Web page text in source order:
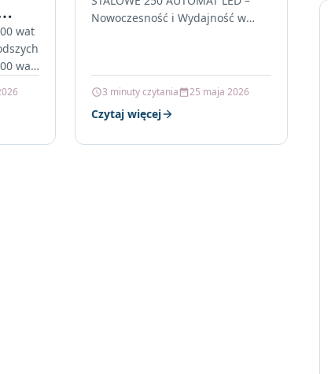
wat
wat
Nowoczesność i Wydajność w
3 minuty czytania 25 maja 2026
Czytaj więcej